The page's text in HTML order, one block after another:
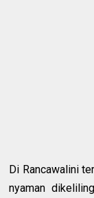
Di Rancawalini
nyaman